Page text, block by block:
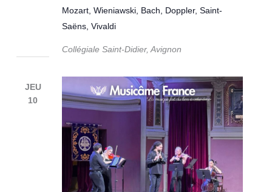
Mozart, Wieniawski, Bach, Doppler, Saint-
Saëns, Vivaldi
Collégiale Saint-Didier, Avignon
JEU
10